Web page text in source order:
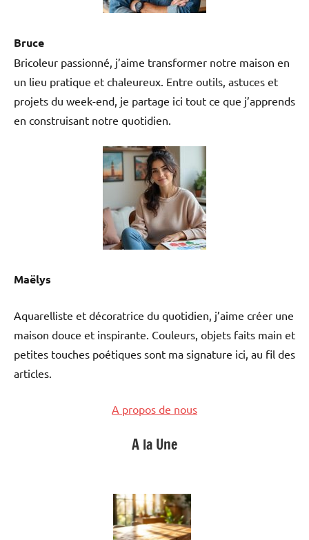
Bruce
Bricoleur passionné, j’aime transformer notre maison en
un lieu pratique et chaleureux. Entre outils, astuces et
projets du week-end, je partage ici tout ce que j’apprends
en construisant notre quotidien.
Maëlys
Aquarelliste et décoratrice du quotidien, j’aime créer une
maison douce et inspirante. Couleurs, objets faits main et
petites touches poétiques sont ma signature ici, au fil des
articles.
A propos de nous
A la Une